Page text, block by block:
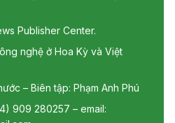
Publisher Center.
nghệ ở Hoa Kỳ và Việt
– Biên tập: Phạm Anh Phú
909 280257 – email: